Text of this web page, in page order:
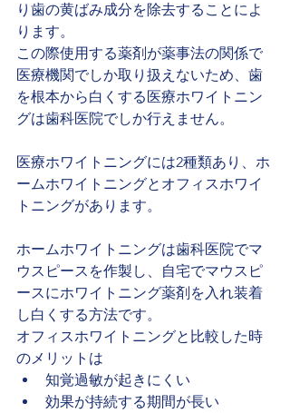
り歯の黄ばみ成分を除去することによ
ります。
この際使用する薬剤が薬事法の関係で
医療機関でしか取り扱えないため、歯
を根本から白くする医療ホワイトニン
グは歯科医院でしか行えません。
医療ホワイトニングには2種類あり、ホ
ームホワイトニングとオフィスホワイ
トニングがあります。
ホームホワイトニングは歯科医院でマ
ウスピースを作製し、自宅でマウスピ
ースにホワイトニング薬剤を入れ装着
し白くする方法です。
オフィスホワイトニングと比較した時
のメリットは
知覚過敏が起きにくい
効果が持続する期間が長い